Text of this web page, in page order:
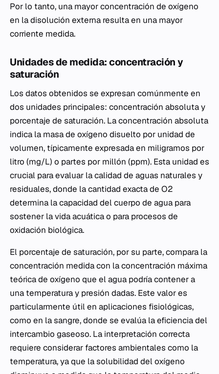
Por lo tanto, una mayor concentración de oxígeno
en la disolución externa resulta en una mayor
corriente medida.
Unidades de medida: concentración y
saturación
Los datos obtenidos se expresan comúnmente en
dos unidades principales: concentración absoluta y
porcentaje de saturación. La concentración absoluta
indica la masa de oxígeno disuelto por unidad de
volumen, típicamente expresada en miligramos por
litro (mg/L) o partes por millón (ppm). Esta unidad es
crucial para evaluar la calidad de aguas naturales y
residuales, donde la cantidad exacta de O2
determina la capacidad del cuerpo de agua para
sostener la vida acuática o para procesos de
oxidación biológica.
El porcentaje de saturación, por su parte, compara la
concentración medida con la concentración máxima
teórica de oxígeno que el agua podría contener a
una temperatura y presión dadas. Este valor es
particularmente útil en aplicaciones fisiológicas,
como en la sangre, donde se evalúa la eficiencia del
intercambio gaseoso. La interpretación correcta
requiere considerar factores ambientales como la
temperatura, ya que la solubilidad del oxígeno